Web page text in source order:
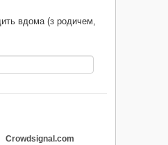
вдома (з родичем,
Crowdsignal.com